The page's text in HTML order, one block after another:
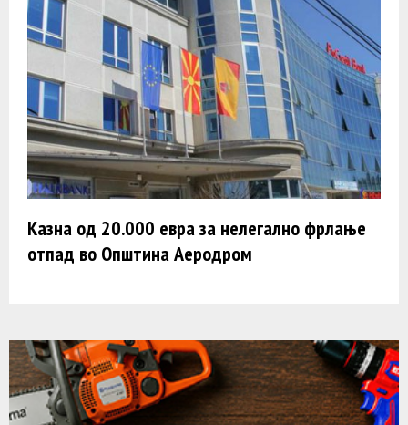
Казна од 20.000 евра за нелегално фрлање
отпад во Општина Аеродром